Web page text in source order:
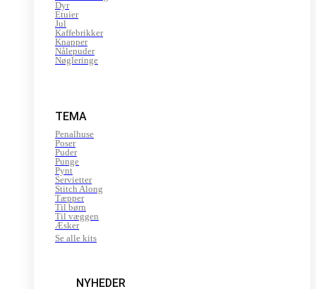
Dyr
Etuier
Jul
Kaffebrikker
Knapper
Nålepuder
Nøgleringe
TEMA
Penalhuse
Poser
Puder
Punge
Pynt
Servietter
Stitch Along
Tæpper
Til børn
Til væggen
Æsker
Se alle kits
NYHEDER